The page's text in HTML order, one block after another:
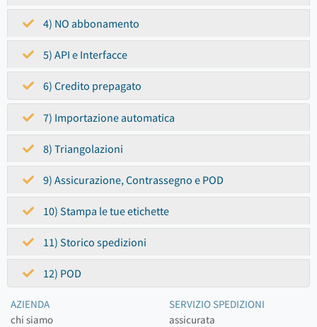
4) NO abbonamento
5) API e Interfacce
6) Credito prepagato
7) Importazione automatica
8) Triangolazioni
9) Assicurazione, Contrassegno e POD
10) Stampa le tue etichette
11) Storico spedizioni
12) POD
AZIENDA
chi siamo
SERVIZIO SPEDIZIONI
assicurata